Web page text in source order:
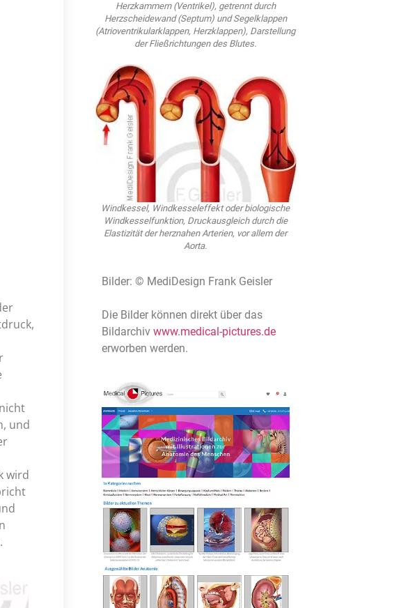
und
wird
Herzkammern (Ventrikel), getrennt durch
Herzscheidewand (Septum) und Segelklappen
(Atrioventrikularklappen, Herzklappen), Darstellung
der Fließrichtungen des Blutes.
Windkessel, Windkesseleffekt oder biologische
Windkesselfunktion, Druckausgleich durch die
Elastizität der herznahen Arterien, vor allem der
Aorta.
Bilder: © MediDesign Frank Geisler
Die Bilder können direkt über das
Bildarchiv www.medical-pictures.de
erworben werden.